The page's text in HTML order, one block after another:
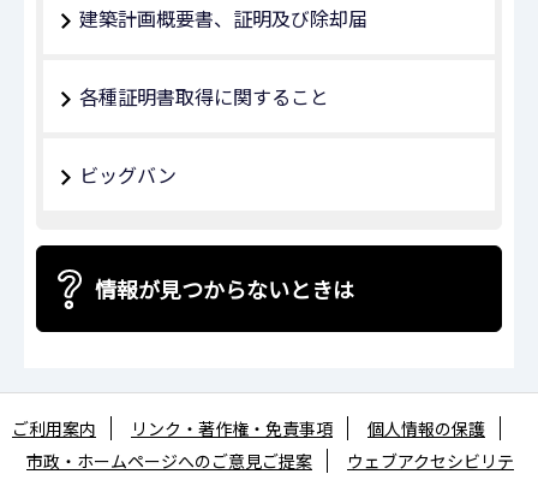
建築計画概要書、証明及び除却届
各種証明書取得に関すること
ビッグバン
情報が見つからないときは
ご利用案内 リンク・著作権・免責事項
個人情報の保護
市政・ホームページへのご意見ご提案
ウェブアクセシビリテ